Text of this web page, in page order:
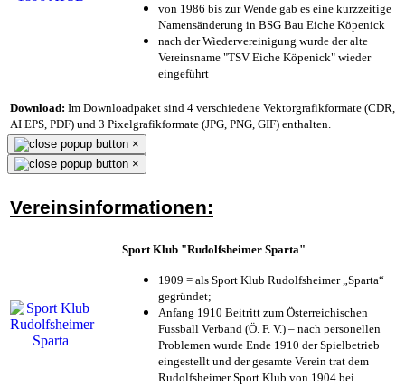
von 1986 bis zur Wende gab es eine kurzzeitige
Namensänderung in BSG Bau Eiche Köpenick
nach der Wiedervereinigung wurde der alte
Vereinsname "TSV Eiche Köpenick" wieder
eingeführt
Download: Im Downloadpaket sind 4 verschiedene Vektorgrafikformate (CDR,
AI EPS, PDF) und 3 Pixelgrafikformate (JPG, PNG, GIF) enthalten.
×
×
Vereinsinformationen:
Sport Klub "Rudolfsheimer Sparta"
1909 = als Sport Klub Rudolfsheimer „Sparta“
gegründet;
Anfang 1910 Beitritt zum Österreichischen
Fussball Verband (Ö. F. V.) – nach personellen
Problemen wurde Ende 1910 der Spielbetrieb
eingestellt und der gesamte Verein trat dem
Rudolfsheimer Sport Klub von 1904 bei